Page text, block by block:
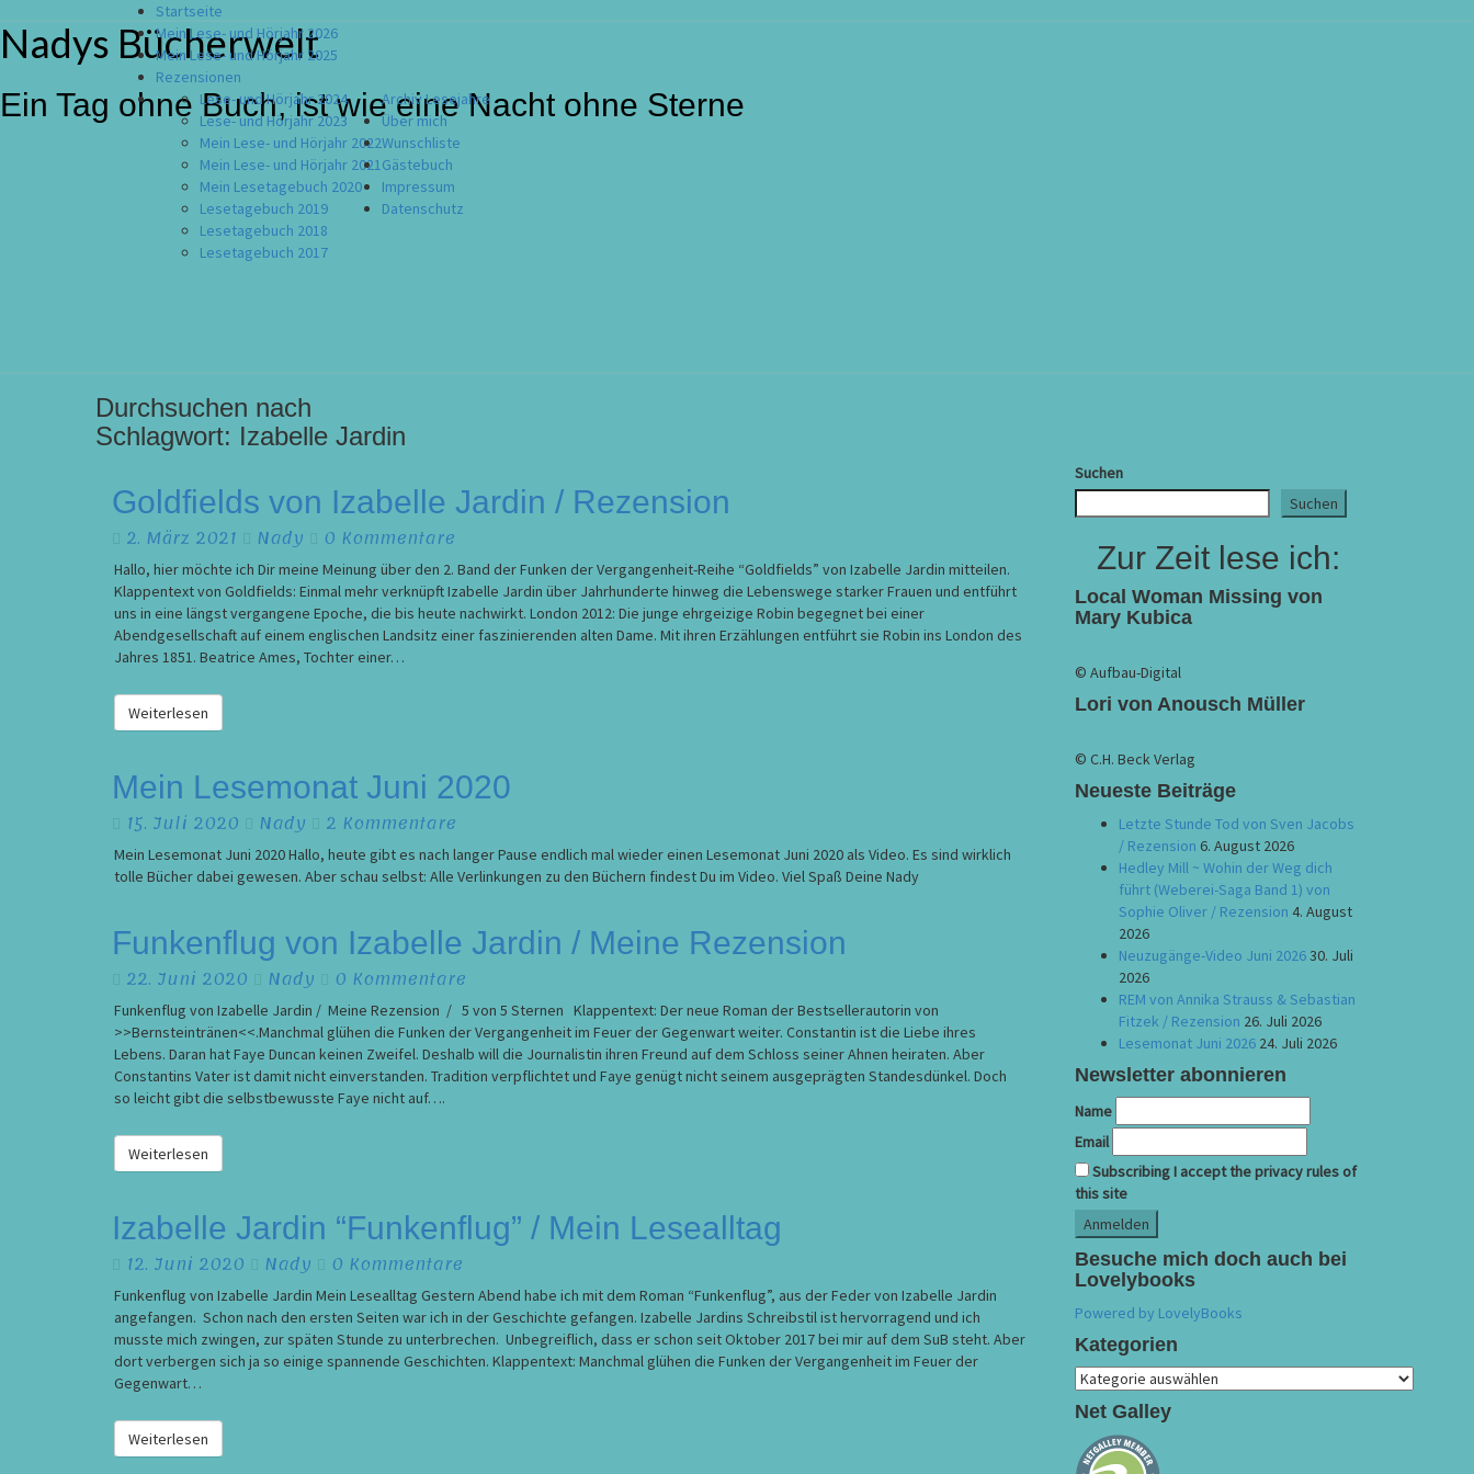
Skip
to
Startseite
Mein Lese- und Hörjahr 2026
Mein Lese- und Hörjahr 2025
Rezensionen
Archiv Lesejahre
Lese- und Hörjahr 2024
Lese- und Hörjahr 2023
Mein Lese- und Hörjahr 2022
Mein Lese- und Hörjahr 2021
Mein Lesetagebuch 2020
Lesetagebuch 2019
Lesetagebuch 2018
Lesetagebuch 2017
Über mich
Wunschliste
Gästebuch
Impressum
Datenschutz
Nadys Bücherwelt
Ein Tag ohne Buch, ist wie eine Nacht ohne Sterne
Durchsuchen nach
Schlagwort: Izabelle Jardin
Goldfields
von
Izabelle
Jardin
/
Rezension
Goldfields von Izabelle Jardin / Rezension
2. März 2021 Nady Kommentare
0 Kommentare
Hallo, hier möchte ich Dir meine Meinung über den 2. Band der Funken der Vergangenheit-Reihe “Goldfields” von Izabelle Jardin mitteilen.
Klappentext von Goldfields: Einmal mehr verknüpft Izabelle Jardin über Jahrhunderte hinweg die Lebenswege starker Frauen und entführt
uns in eine längst vergangene Epoche, die bis heute nachwirkt. London 2012: Die junge ehrgeizige Robin begegnet bei einer
Abendgesellschaft auf einem englischen Landsitz einer faszinierenden alten Dame. Mit ihren Erzählungen entführt sie Robin ins London des
Jahres 1851. Beatrice Ames, Tochter einer…
Weiterlesen
Mein
Lesemonat
Juni
2020
Mein Lesemonat Juni 2020
15. Juli 2020 Nady Kommentare
2 Kommentare
Mein Lesemonat Juni 2020 Hallo, heute gibt es nach langer Pause endlich mal wieder einen Lesemonat Juni 2020 als Video. Es sind wirklich
tolle Bücher dabei gewesen. Aber schau selbst: Alle Verlinkungen zu den Büchern findest Du im Video. Viel Spaß Deine Nady
Funkenflug
von
Izabelle
Jardin
/
Meine
Rezension
Funkenflug von Izabelle Jardin / Meine Rezension
22. Juni 2020 Nady Kommentare
0 Kommentare
Funkenflug von Izabelle Jardin / Meine Rezension / 5 von 5 Sternen Klappentext: Der neue Roman der Bestsellerautorin von
>>Bernsteintränen<<.Manchmal glühen die Funken der Vergangenheit im Feuer der Gegenwart weiter. Constantin ist die Liebe ihres
Lebens. Daran hat Faye Duncan keinen Zweifel. Deshalb will die Journalistin ihren Freund auf dem Schloss seiner Ahnen heiraten. Aber
Constantins Vater ist damit nicht einverstanden. Tradition verpflichtet und Faye genügt nicht seinem ausgeprägten Standesdünkel. Doch
so leicht gibt die selbstbewusste Faye nicht auf….
Weiterlesen
Izabelle
Jardin
“Funkenflug”
Mein
Lesealltag
Izabelle Jardin “Funkenflug” / Mein Lesealltag
12. Juni 2020 Nady Kommentare
0 Kommentare
Funkenflug von Izabelle Jardin Mein Lesealltag Gestern Abend habe ich mit dem Roman “Funkenflug”, aus der Feder von Izabelle Jardin
angefangen. Schon nach den ersten Seiten war ich in der Geschichte gefangen. Izabelle Jardins Schreibstil ist hervorragend und ich
musste mich zwingen, zur späten Stunde zu unterbrechen. Unbegreiflich, dass er schon seit Oktober 2017 bei mir auf dem SuB steht. Aber
dort verbergen sich ja so einige spannende Geschichten. Klappentext: Manchmal glühen die Funken der Vergangenheit im Feuer der
Gegenwart…
Weiterlesen
Suchen
Suchen
Zur Zeit lese ich:
Local Woman Missing von
Mary Kubica
© Aufbau-Digital
Lori von Anousch Müller
© C.H. Beck Verlag
Neueste Beiträge
Letzte Stunde Tod von Sven Jacobs
/ Rezension 6. August 2026
Hedley Mill ~ Wohin der Weg dich
führt (Weberei-Saga Band 1) von
Sophie Oliver / Rezension 4. August
2026
Neuzugänge-Video Juni 202630. Juli
2026
REM von Annika Strauss & Sebastian
Fitzek / Rezension 26. Juli 2026
Lesemonat Juni 2026 24. Juli 2026
Newsletter abonnieren
Name
Email
Subscribing I accept the privacy rules of
this site
Besuche mich doch auch bei
Lovelybooks
Powered by LovelyBooks
Kategorien
Kategorien
Net Galley